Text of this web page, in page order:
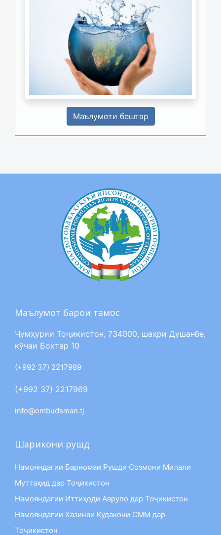
Маълумоти бештар
Маълумот барои тамос
Ҷумҳурии Тоҷикистон, 734000, шаҳри Душанбе,
кӯчаи Бохтар 10
(+992 37) 2217989
(+992 37) 2217969
info@ombudsman.tj
Шарикони рушд
Намояндагии Барномаи Рушди Созмони Милали
Муттаҳид дар Тоҷикистон
Намояндагии Иттиҳоди Аврупо дар Тоҷикистон
Намояндагии Хазинаи Кӯдакони СММ дар
Тоҷикистон